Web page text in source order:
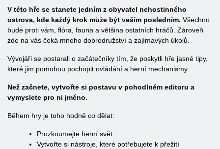
V této hře se stanete jedním z obyvatel nehostinného
ostrova, kde každý krok může být vaším posledním. Všechno
bude proti vám, flóra, fauna a většina ostatních hráčů. Zároveň
zde na vás čeká mnoho dobrodružství a zajímavých úkolů.
Vývojáři se postarali o začátečníky tím, že poskytli hře jasné tipy,
které jim pomohou pochopit ovládání a herní mechanismy.
Než začnete, vytvořte si postavu v pohodlném editoru a
vymyslete pro ni jméno.
Během hry je toho hodně co dělat:
Prozkoumejte herní svět
Vytvořte si nástroje, které potřebujete k přežití